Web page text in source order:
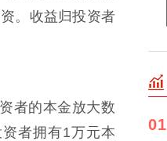
。收益归投资者
者的本金放大数
者拥有1万元本
01